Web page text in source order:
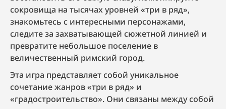
сокровища на тысячах уровней «три в ряд»,
знакомьтесь с интересными персонажами,
следите за захватывающей сюжетной линией и
превратите небольшое поселение в
величественный римский город.
Эта игра представляет собой уникальное
сочетание жанров «три в ряд» и
«градостроительство». Они связаны между собой